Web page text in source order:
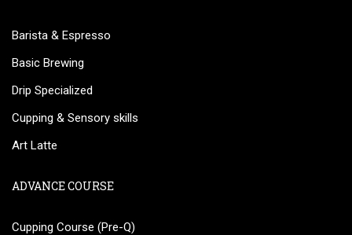
Barista & Espresso
Basic Brewing
Drip Specialized
Cupping & Sensory skills
Art Latte
ADVANCE COURSE
Cupping Course (Pre-Q)